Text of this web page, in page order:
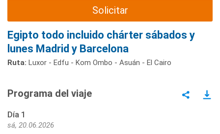
Solicitar
Egipto todo incluido chárter sábados y
lunes Madrid y Barcelona
Ruta: Luxor - Edfu - Kom Ombo - Asuán - El Cairo
Programa del viaje
Día 1
sá, 20.06.2026